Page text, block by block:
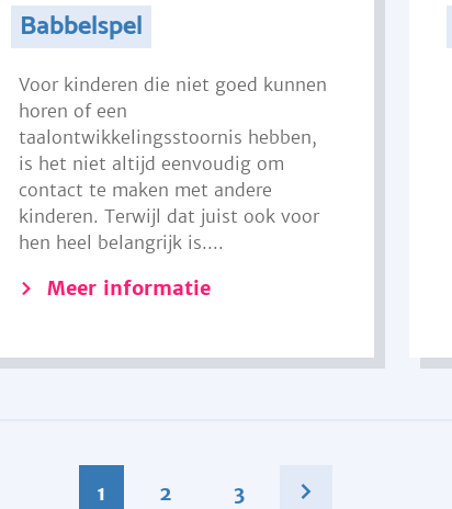
Babbelspel
Voor kinderen die niet goed kunnen
horen of een
taalontwikkelingsstoornis hebben,
is het niet altijd eenvoudig om
contact te maken met andere
kinderen. Terwijl dat juist ook voor
hen heel belangrijk is....
Meer informatie
1 2 3